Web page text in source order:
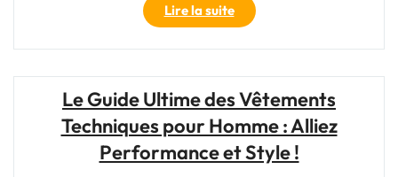
Lire la suite"Les
Essentiels
:
Techniques
pour
l’Aventure
en
Montagne"
Le Guide Ultime des Vêtements
Techniques pour Homme : Alliez
Performance et Style !